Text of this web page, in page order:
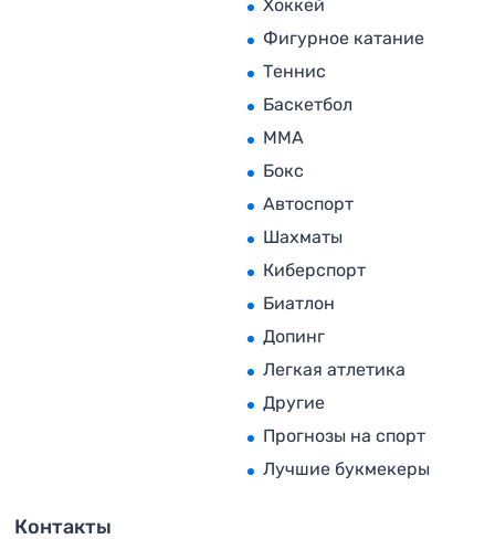
Хоккей
Фигурное катание
Теннис
Баскетбол
MMA
Бокс
Автоспорт
Шахматы
Киберспорт
Биатлон
Допинг
Легкая атлетика
Другие
Прогнозы на спорт
Лучшие букмекеры
Контакты